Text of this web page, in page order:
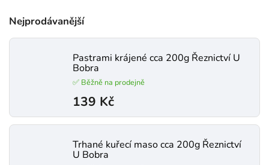
Nejprodávanější
Pastrami krájené cca 200g Řeznictví U
Bobra
✅ Běžně na prodejně
139 Kč
Trhané kuřecí maso cca 200g Řeznictví
U Bobra